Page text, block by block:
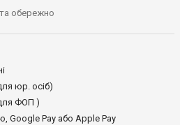
обережно
юр. осіб)
ФОП )
Google Pay або Apple Pay